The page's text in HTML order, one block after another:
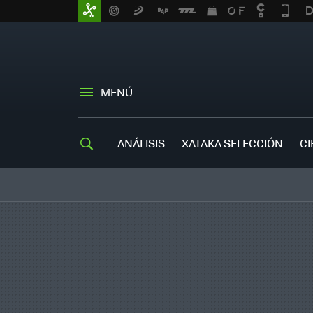
MENÚ
ANÁLISIS XATAKA SELECCIÓN